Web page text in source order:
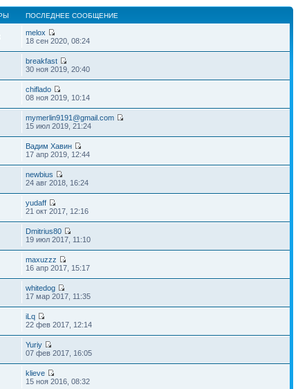
ПОСЛЕДНЕЕ СООБЩЕНИЕ
melox
18 сен 2020, 08:24
breakfast
30 ноя 2019, 20:40
chiflado
08 ноя 2019, 10:14
mymerlin9191@gmail.com
15 июл 2019, 21:24
Вадим Хавин
17 апр 2019, 12:44
newbius
24 авг 2018, 16:24
yudaff
21 окт 2017, 12:16
Dmitrius80
19 июл 2017, 11:10
maxuzzz
16 апр 2017, 15:17
whitedog
17 мар 2017, 11:35
iLq
22 фев 2017, 12:14
Yuriy
07 фев 2017, 16:05
klieve
15 ноя 2016, 08:32